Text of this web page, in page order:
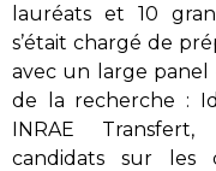
lauréats et 10
s’était chargé de
avec un large panel
de la recherche :
INRAE Transfert,
candidats sur